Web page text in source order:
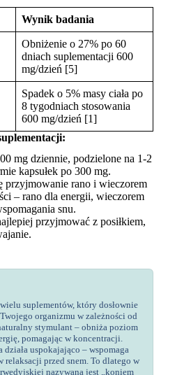
Wynik badania
Obniżenie o 27% po 60
dniach suplementacji 600
mg/dzień [5]
Spadek o 5% masy ciała po
8 tygodniach stosowania
600 mg/dzień [1]
mg dziennie, podzielone na 1-2
kapsułek po 300 mg.
przyjmowanie rano i wieczorem
– rano dla energii, wieczorem
snu.
przyjmować z posiłkiem,
suplementów, który dosłownie
organizmu w zależności od
stymulant – obniża poziom
pomagając w koncentracji.
działa uspokajająco – wspomaga
przed snem. To dlatego w
nazywana jest „koniem